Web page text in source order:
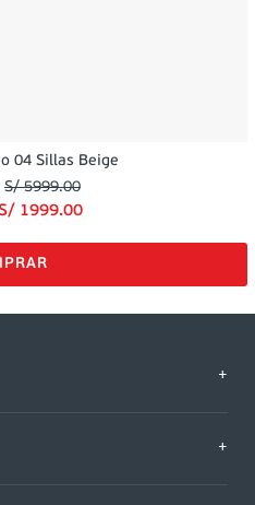
04 Sillas Beige
S/ 5999.00
1999.00
+
+